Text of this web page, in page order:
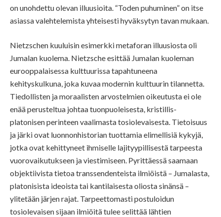
on unohdettu olevan illuusioita. “Toden puhuminen” on itse
asiassa valehtelemista yhteisesti hyväksytyn tavan mukaan.
Nietzschen kuuluisin esimerkki metaforan illuusiosta oli
Jumalan kuolema. Nietzsche esittää Jumalan kuoleman
eurooppalaisessa kulttuurissa tapahtuneena
kehityskulkuna, joka kuvaa modernin kulttuurin tilannetta.
Tiedollisten ja moraalisten arvostelmien oikeutusta ei ole
enää perusteltua johtaa tuonpuoleisesta, kristillis-
platonisen perinteen vaalimasta tosiolevaisesta. Tietoisuus
ja järki ovat luonnonhistorian tuottamia elimellisiä kykyjä,
jotka ovat kehittyneet ihmiselle lajityypillisestä tarpeesta
vuorovaikutukseen ja viestimiseen. Pyrittäessä saamaan
objektiivista tietoa transsendenteista ilmiöistä – Jumalasta,
platonisista ideoista tai kantilaisesta oliosta sinänsä –
ylitetään järjen rajat. Tarpeettomasti postuloidun
tosiolevaisen sijaan ilmiöitä tulee selittää lähtien